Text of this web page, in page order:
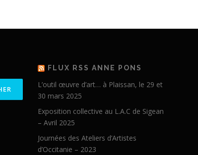
FLUX RSS ANNE PONS
L’outil œuvre d’art… à Plaissan, le 29 et
30 mars 2025
Exposition collective au L.A.C de Sigean
– Avril 2025
Journées des Ateliers d’Artistes
d’Occitanie – 2023